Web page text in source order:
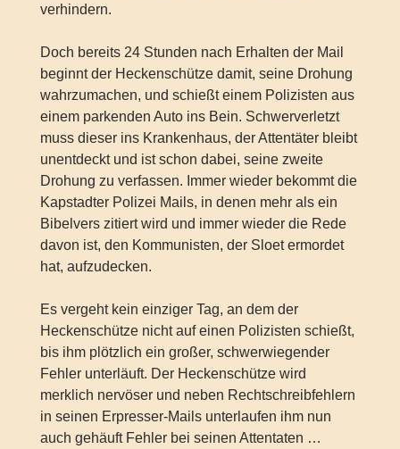
verhindern.
Doch bereits 24 Stunden nach Erhalten der Mail
beginnt der Heckenschütze damit, seine Drohung
wahrzumachen, und schießt einem Polizisten aus
einem parkenden Auto ins Bein. Schwerverletzt
muss dieser ins Krankenhaus, der Attentäter bleibt
unentdeckt und ist schon dabei, seine zweite
Drohung zu verfassen. Immer wieder bekommt die
Kapstadter Polizei Mails, in denen mehr als ein
Bibelvers zitiert wird und immer wieder die Rede
davon ist, den Kommunisten, der Sloet ermordet
hat, aufzudecken.
Es vergeht kein einziger Tag, an dem der
Heckenschütze nicht auf einen Polizisten schießt,
bis ihm plötzlich ein großer, schwerwiegender
Fehler unterläuft. Der Heckenschütze wird
merklich nervöser und neben Rechtschreibfehlern
in seinen Erpresser-Mails unterlaufen ihm nun
auch gehäuft Fehler bei seinen Attentaten …